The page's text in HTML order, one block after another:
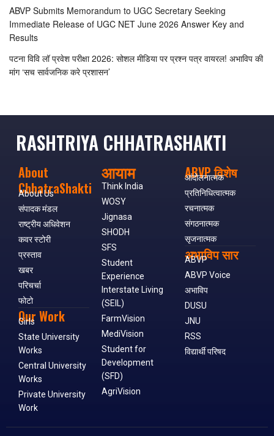
ABVP Submits Memorandum to UGC Secretary Seeking
Immediate Release of UGC NET June 2026 Answer Key and
Results
पटना विवि लॉ प्रवेश परीक्षा 2026: सोशल मीडिया पर प्रश्न पत्र वायरल! अभाविप की
मांग ‘सच सार्वजनिक करे प्रशासन’
RASHTRIYA CHHATRASHAKTI
About
ChhatraShakti
About Us
संपादक मंडल
राष्ट्रीय अधिवेशन
कवर स्टोरी
प्रस्ताव
खबर
परिचर्चा
फोटो
Our Work
Girls
State University
Works
Central University
Works
Private University
Work
आयाम
Think India
WOSY
Jignasa
SHODH
SFS
Student
Experience
Interstate Living
(SEIL)
FarmVision
MediVision
Student for
Development
(SFD)
AgriVision
ABVP विशेष
आंदोलनात्मक
प्रतिनिधित्वात्मक
रचनात्मक
संगठनात्मक
सृजनात्मक
अभाविप सार
ABVP
ABVP Voice
अभाविप
DUSU
JNU
RSS
विद्यार्थी परिषद